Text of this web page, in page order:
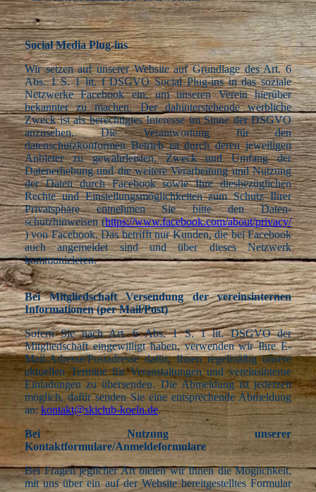
Social Media Plug-ins
Wir setzen auf unserer Website auf Grundlage des Art. 6
Abs. 1 S. 1 lit. f DSGVO Social Plug-ins in das soziale
Netzwerke Facebook ein, um unseren Verein hierüber
bekannter zu machen. Der dahinterstehende werbliche
Zweck ist als berechtigtes Interesse im Sinne der DSGVO
anzusehen. Die Verantwortung für den
datenschutzkonformen Betrieb ist durch deren jeweiligen
Anbieter zu gewährleisten. Zweck und Umfang der
Datenerhebung und die weitere Verarbeitung und Nutzung
der Daten durch Facebook sowie Ihre diesbezüglichen
Rechte und Einstellungsmöglichkeiten zum Schutz Ihrer
Privatsphäre entnehmen Sie bitte den Daten-
schutzhinweisen (https://www.facebook.com/about/privacy/
) von Facebook. Das betrifft nur Kunden, die bei Facebook
auch angemeldet sind und über dieses Netzwerk
kommunizieren.
Bei Mitgliedschaft Versendung der vereinsinternen
Informationen (per Mail/Post)
Sofern Sie nach Art. 6 Abs. 1 S. 1 lit. DSGVO der
Mitgliedschaft eingewilligt haben, verwenden wir Ihre E-
Mail-Adresse/Postadresse dafür, Ihnen regelmäßig unsere
aktuellen Termine für Veranstaltungen und vereinsinterne
Einladungen zu übersenden. Die Abmeldung ist jederzeit
möglich, dafür senden Sie eine entsprechende Abmeldung
an: kontakt@skiclub-koeln.de.
Bei Nutzung unserer
Kontaktformulare/Anmeldeformulare
Bei Fragen jeglicher Art bieten wir Ihnen die Möglichkeit,
mit uns über ein auf der Website bereitgestelltes Formular